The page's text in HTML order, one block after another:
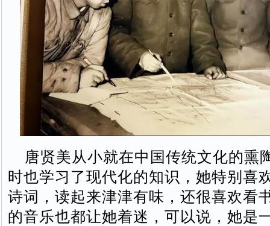
唐贤美从小就在中国传统文化的熏
时也学习了现代化的知识，她特别喜
诗词，读起来津津有味，还很喜欢看
的音乐也都让她着迷，可以说，她是